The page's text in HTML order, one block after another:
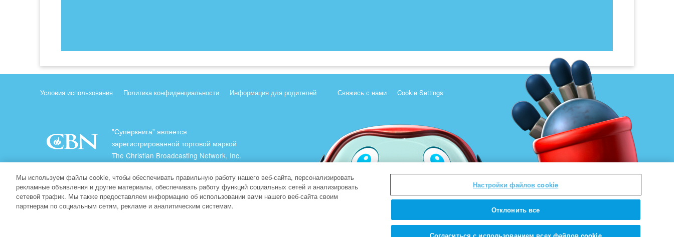
Условия использования Политика конфиденциальности Информация для родителей Свяжись с нами Cookie Settings
"Суперкнига" является
зарегистрированной торговой маркой
The Christian Broadcasting Network, Inc.
Все права защищены.
About CBN
Мы используем файлы cookie, чтобы обеспечивать правильную работу нашего веб-сайта, персонализировать
рекламные объявления и другие материалы, обеспечивать работу функций социальных сетей и анализировать
сетевой трафик. Мы также предоставляем информацию об использовании вами нашего веб-сайта своим
партнерам по социальным сетям, рекламе и аналитическим системам.
Настройки файлов cookie
Отклонить все